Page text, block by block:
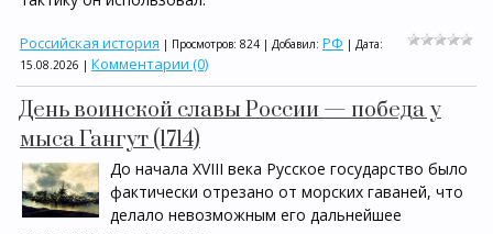
Российская история | Просмотров: 824 | Добавил: РФ | Дата:
15.08.2026 | Комментарии (0)
День воинской славы России — победа у
мыса Гангут (1714)
До начала XVIII века Русское государство было
фактически отрезано от морских гаваней, что
делало невозможным его дальнейшее